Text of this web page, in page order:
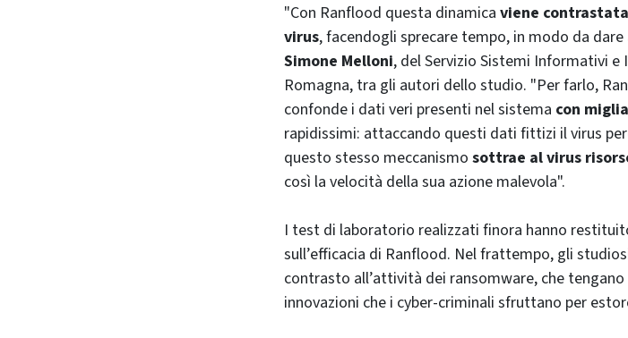
"Con Ranflood questa dinamica viene contrastata
virus, facendogli sprecare tempo, in modo da
Simone Melloni, del Servizio Sistemi Informativi e
Romagna, tra gli autori dello studio. "Per farlo,
confonde i dati veri presenti nel sistema con
rapidissimi: attaccando questi dati fittizi il virus
questo stesso meccanismo sottrae al virus
così la velocità della sua azione malevola".
I test di laboratorio realizzati finora hanno
sull’efficacia di Ranflood. Nel frattempo, gli
contrasto all’attività dei ransomware, che
innovazioni che i cyber-criminali sfruttano per